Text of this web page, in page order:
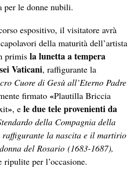
per le donne nubili.
espositivo, il visitatore avrà
della maturità dell’artista
primis la lunetta a tempera
Vaticani, raffigurante la
Cuore di Gesù all’Eterno Padre
firmato«Plautilla Briccia
», e le due tele provenienti da
della Compagnia della
la nascita e il martirio
del Rosario (1683-1687),
ripulite per l’occasione.